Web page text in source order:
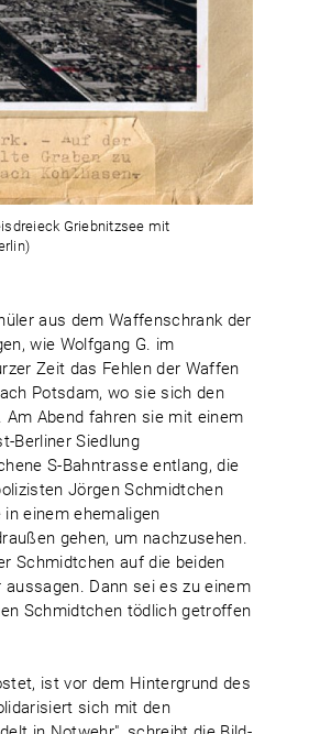
Griebnitzsee mit
aus dem Waffenschrank der
wie Wolfgang G. im
Zeit das Fehlen der Waffen
Potsdam, wo sie sich den
Abend fahren sie mit einem
Berliner Siedlung
S-Bahntrasse entlang, die
Jörgen Schmidtchen
einem ehemaligen
gehen, um nachzusehen.
Schmidtchen auf die beiden
Dann sei es zu einem
Schmidtchen tödlich getroffen
ist vor dem Hintergrund des
sich mit den